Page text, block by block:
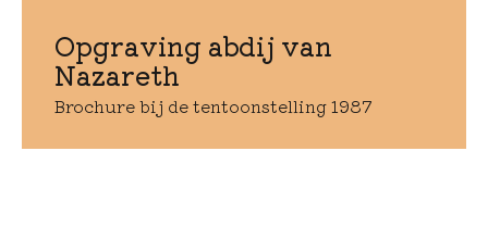
Opgraving abdij van
Nazareth
Brochure bij de tentoonstelling 1987